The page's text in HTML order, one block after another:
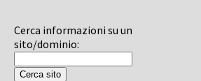
Cerca informazioni su un
sito/dominio: